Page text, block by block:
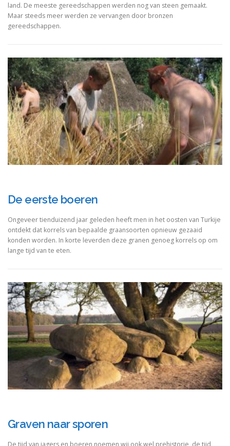
land. De meeste gereedschappen werden nog van steen gemaakt.
Maar steeds meer werden ze vervangen door bronzen
gereedschappen.
De eerste boeren
Ongeveer tienduizend jaar geleden heeft men in het oosten van Turkije
ontdekt dat korrels van bepaalde graansoorten opnieuw gezaaid
konden worden. In korte leverden deze granen genoeg korrels op om
lange tijd van te eten.
Graven naar sporen
De tijd van jagers en boeren noemen wij ook wel prehistorie, de tijd